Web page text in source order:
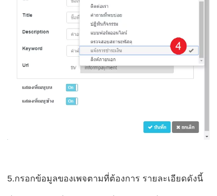
5.กรอกข้อมูลของเพจตามที่ต้องการ รายละเอียดดังนี้